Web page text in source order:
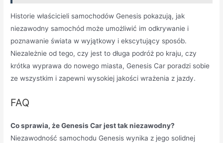
Historie właścicieli samochodów Genesis pokazują, jak
niezawodny samochód może umożliwić im odkrywanie i
poznawanie świata w wyjątkowy i ekscytujący sposób.
Niezależnie od tego, czy jest to długa podróż po kraju, czy
krótka wyprawa do nowego miasta, Genesis Car poradzi sobie
ze wszystkim i zapewni wysokiej jakości wrażenia z jazdy.
FAQ
Co sprawia, że Genesis Car jest tak niezawodny?
Niezawodność samochodu Genesis wynika z jego solidnej